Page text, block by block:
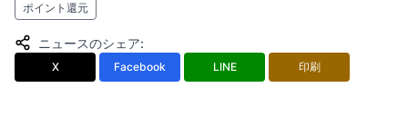
ポイント還元
ニュースのシェア:
X Facebook LINE 印刷